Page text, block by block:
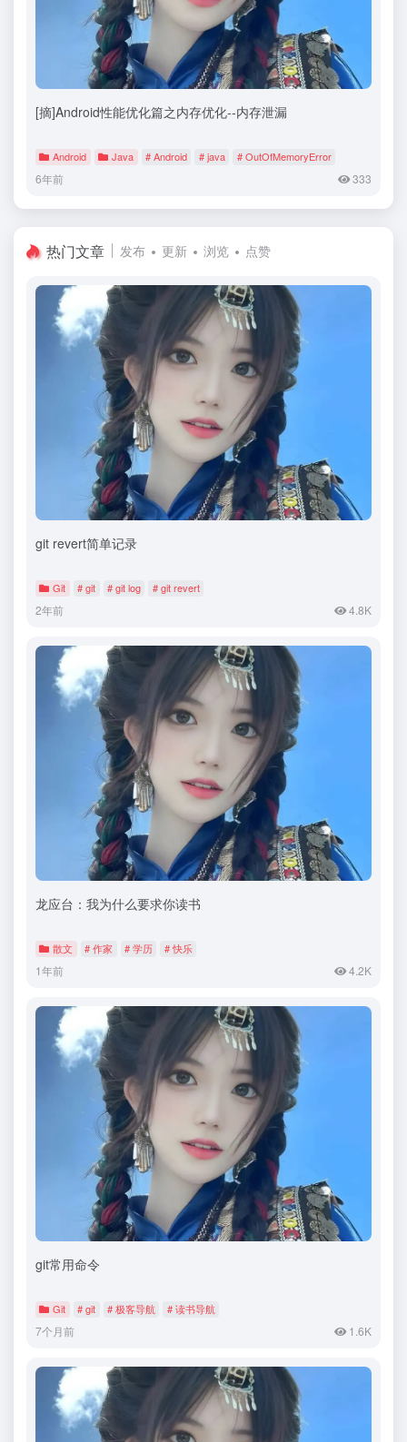
[摘]Android性能优化篇之内存优化--内存泄漏
Android Java # Android # java # OutOfMemoryError
6年前 333
热门文章 发布 更新 浏览 点赞
git revert简单记录
Git # git # git log # git revert
2年前 4.8K
龙应台：我为什么要求你读书
散文 # 作家 # 学历 # 快乐
1年前 4.2K
git常用命令
Git # git # 极客导航 # 读书导航
7个月前 1.6K